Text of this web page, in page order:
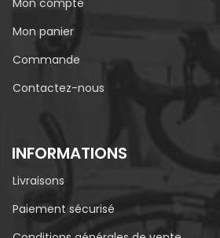
Mon panier
Commande
Contactez-nous
INFORMATIONS
Livraisons
Paiement sécurisé